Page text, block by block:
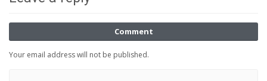
Comment
Your email address will not be published.